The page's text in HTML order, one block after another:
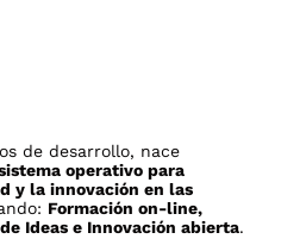
de desarrollo, nace
operativo para
y la innovación en las
Formación on-line,
Ideas e Innovación abierta.